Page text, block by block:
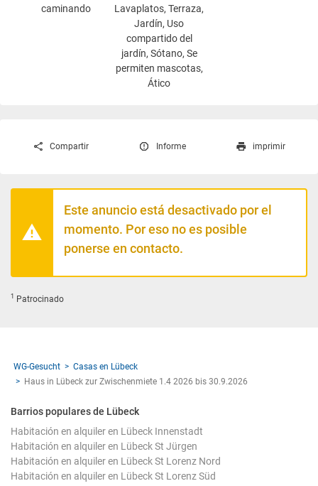
caminando
Lavaplatos, Terraza,
Jardín, Uso
compartido del
jardín, Sótano, Se
permiten mascotas,
Ático
Compartir Informe imprimir
Este anuncio está desactivado por el
momento. Por eso no es posible
ponerse en contacto.
1 Patrocinado
WG-Gesucht
Casas en Lübeck
Haus in Lübeck zur Zwischenmiete 1.4 2026 bis 30.9.2026
Barrios populares de Lübeck
Habitación en alquiler en Lübeck Innenstadt
Habitación en alquiler en Lübeck St Jürgen
Habitación en alquiler en Lübeck St Lorenz Nord
Habitación en alquiler en Lübeck St Lorenz Süd